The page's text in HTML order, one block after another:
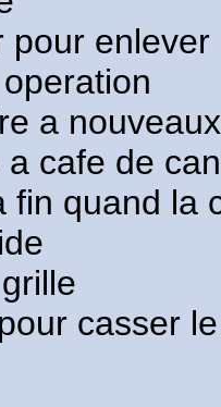
pour enlever
a
a cafe de
fin quand la
casser